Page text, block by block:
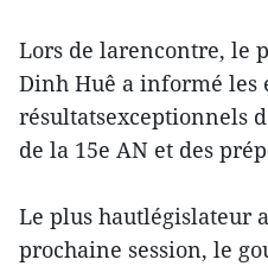
Lors de larencontre, le
Dinh Huê a informé les
résultatsexceptionnels
de la 15e AN et des
Le plus hautlégislateur
prochaine session, le